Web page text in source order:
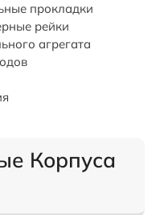
прокладки
рейки
агрегата
Корпуса